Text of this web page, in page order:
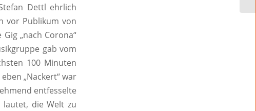
Dettl ehrlich
vor Publikum von
„nach Corona“
gab vom
100 Minuten
„Nackert“ war
entfesselte
lautet, die Welt zu